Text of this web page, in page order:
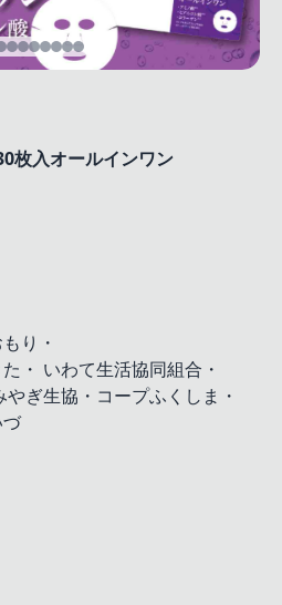
入オールインワン
り ・
・ いわて生活協同組合 ・
やぎ生協・コープふくしま ・